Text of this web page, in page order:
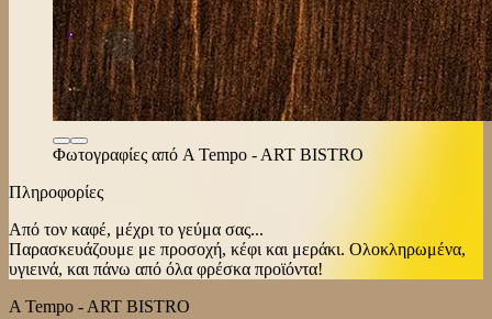
Φωτογραφίες από A Tempo - ART BISTRO
Πληροφορίες
Από τον καφέ, μέχρι το γεύμα σας...
Παρασκευάζουμε με προσοχή, κέφι και μεράκι. Ολοκληρωμένα,
υγιεινά, και πάνω από όλα φρέσκα προϊόντα!
A Tempo - ART BISTRO